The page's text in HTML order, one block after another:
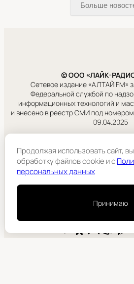
Больше
© ООО «ЛАЙК-
Сетевое издание «АЛТАЙ FM»
Федеральной службой по
информационных технологий и
и внесено в реестр СМИ под
09.04.2025
Учредитель:
ООО «ЛАЙК-
Продолжая использовать сайт,
обработку файлов cookie и c
персональных данных
Принимаю